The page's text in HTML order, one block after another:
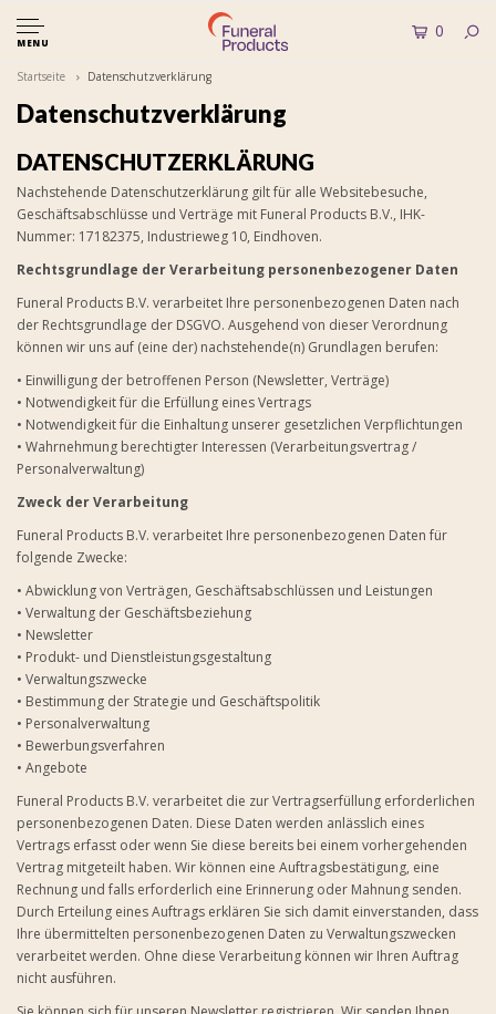
MENU
0
Startseite Datenschutzverklärung
Datenschutzverklärung
DATENSCHUTZERKLÄRUNG
Nachstehende Datenschutzerklärung gilt für alle Websitebesuche,
Geschäftsabschlüsse und Verträge mit Funeral Products B.V., IHK-
Nummer: 17182375, Industrieweg 10, Eindhoven.
Rechtsgrundlage der Verarbeitung personenbezogener Daten
Funeral Products B.V. verarbeitet Ihre personenbezogenen Daten nach
der Rechtsgrundlage der DSGVO. Ausgehend von dieser Verordnung
können wir uns auf (eine der) nachstehende(n) Grundlagen berufen:
• Einwilligung der betroffenen Person (Newsletter, Verträge)
• Notwendigkeit für die Erfüllung eines Vertrags
• Notwendigkeit für die Einhaltung unserer gesetzlichen Verpflichtungen
• Wahrnehmung berechtigter Interessen (Verarbeitungsvertrag /
Personalverwaltung)
Zweck der Verarbeitung
Funeral Products B.V. verarbeitet Ihre personenbezogenen Daten für
folgende Zwecke:
• Abwicklung von Verträgen, Geschäftsabschlüssen und Leistungen
• Verwaltung der Geschäftsbeziehung
• Newsletter
• Produkt- und Dienstleistungsgestaltung
• Verwaltungszwecke
• Bestimmung der Strategie und Geschäftspolitik
• Personalverwaltung
• Bewerbungsverfahren
• Angebote
Funeral Products B.V. verarbeitet die zur Vertragserfüllung erforderlichen
personenbezogenen Daten. Diese Daten werden anlässlich eines
Vertrags erfasst oder wenn Sie diese bereits bei einem vorhergehenden
Vertrag mitgeteilt haben. Wir können eine Auftragsbestätigung, eine
Rechnung und falls erforderlich eine Erinnerung oder Mahnung senden.
Durch Erteilung eines Auftrags erklären Sie sich damit einverstanden, dass
Ihre übermittelten personenbezogenen Daten zu Verwaltungszwecken
verarbeitet werden. Ohne diese Verarbeitung können wir Ihren Auftrag
nicht ausführen.